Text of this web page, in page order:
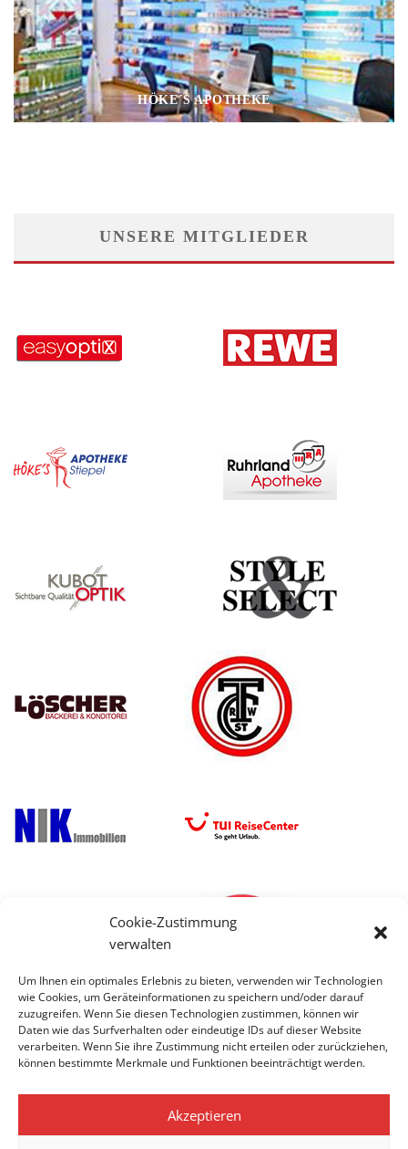
Cookie-Zustimmung
verwalten
Um Ihnen ein optimales Erlebnis zu bieten, verwenden wir Technologien
wie Cookies, um Geräteinformationen zu speichern und/oder darauf
zuzugreifen. Wenn Sie diesen Technologien zustimmen, können wir
Daten wie das Surfverhalten oder eindeutige IDs auf dieser Website
verarbeiten. Wenn Sie ihre Zustimmung nicht erteilen oder zurückziehen,
können bestimmte Merkmale und Funktionen beeinträchtigt werden.
Akzeptieren
HÖKE´S APOTHEKE
UNSERE MITGLIEDER